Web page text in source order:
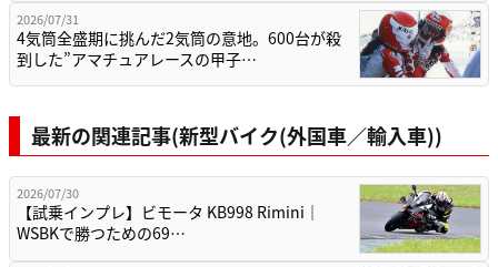
2026/07/31
4気筒全盛期に挑んだ2気筒の意地。600台が殺
到した”アマチュアレースの甲子…
最新の関連記事(新型バイク(外国車／輸入車))
2026/07/30
【試乗インプレ】ビモータ KB998 Rimini｜
WSBKで勝つための69…